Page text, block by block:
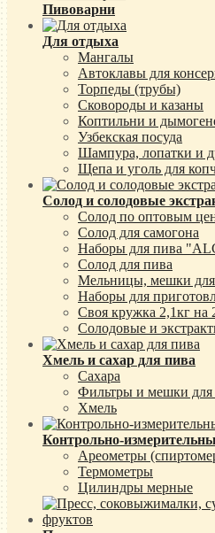
Пивоварни
Для отдыха
Мангалы
Автоклавы для
Торпеды (трубы)
Сковороды и казаны
Коптильни и
Узбекская посуда
Шампура, лопатки и
Щепа и уголь для
Солод и солодовые
Солод по оптовым
Солод для самогона
Наборы для пива
Солод для пива
Мельницы, мешки для
Наборы для
Своя кружка 2,1кг на
Солодовые и
Хмель и сахар для пива
Сахара
Фильтры и мешки для
Хмель
Контрольно-
Ареометры
Термометры
Цилиндры мерные